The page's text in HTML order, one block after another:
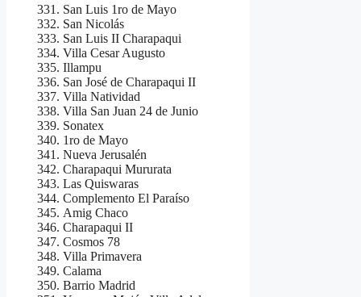
San Luis 1ro de Mayo
San Nicolás
San Luis II Charapaqui
Villa Cesar Augusto
Illampu
San José de Charapaqui II
Villa Natividad
Villa San Juan 24 de Junio
Sonatex
1ro de Mayo
Nueva Jerusalén
Charapaqui Mururata
Las Quiswaras
Complemento El Paraíso
Amig Chaco
Charapaqui II
Cosmos 78
Villa Primavera
Calama
Barrio Madrid